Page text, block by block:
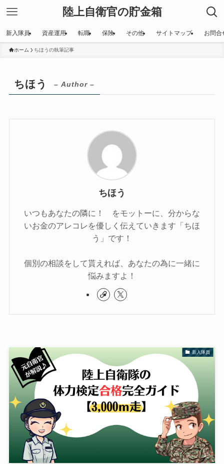
陸上自衛官の貯金箱
新入隊員 資産運用 転職 保険 その他 サイトマップ お問合
ホーム ちほうの執筆記事
ちほう – Author –
ちほう
いつもあなたの隣に！ をモットーに、分からな
いお金のアレコレを優しく伝えていきます「ちほ
う」です！
個別の相談をして貰えれば、あなたの為に一緒に
悩みますよ！
新入隊員